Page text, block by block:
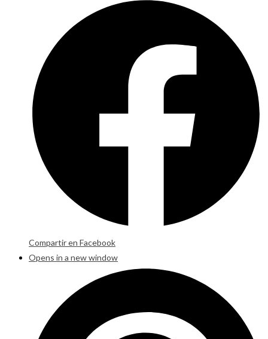
Compartir en Facebook
Opens in a new window